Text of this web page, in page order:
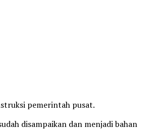
pemerintah pusat.
disampaikan dan menjadi bahan